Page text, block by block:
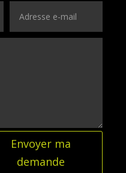
Envoyer ma
demande